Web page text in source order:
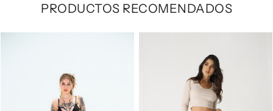
PRODUCTOS RECOMENDADOS